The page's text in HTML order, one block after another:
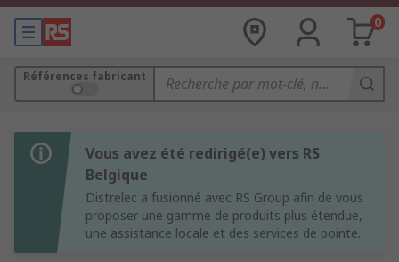
0
Références fabricant
Vous avez été redirigé(e) vers RS
Belgique
Distrelec a fusionné avec RS Group afin de vous
proposer une gamme de produits plus étendue,
une assistance locale et des services de pointe.